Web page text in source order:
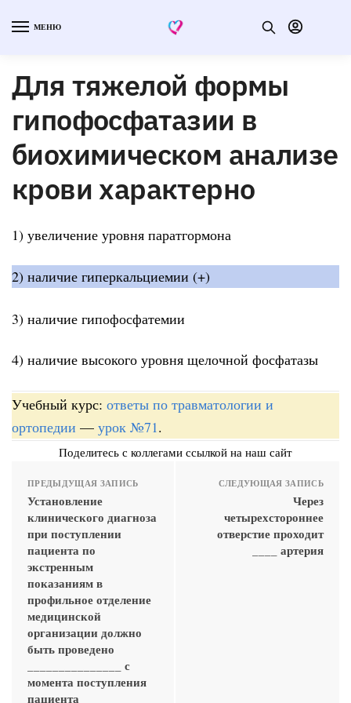
МЕНЮ
Для тяжелой формы
гипофосфатазии в
биохимическом анализе
крови характерно
1) увеличение уровня паратгормона
2) наличие гиперкальциемии (+)
3) наличие гипофосфатемии
4) наличие высокого уровня щелочной фосфатазы
Учебный курс: ответы по травматологии и
ортопедии — урок №71.
Поделитесь с коллегами ссылкой на наш сайт
ПРЕДЫДУЩАЯ ЗАПИСЬ
Установление
клинического диагноза
при поступлении
пациента по
экстренным
показаниям в
профильное отделение
медицинской
организации должно
быть проведено
_______________ с
момента поступления
пациента
СЛЕДУЮЩАЯ ЗАПИСЬ
Через
четырехстороннее
отверстие проходит
____ артерия